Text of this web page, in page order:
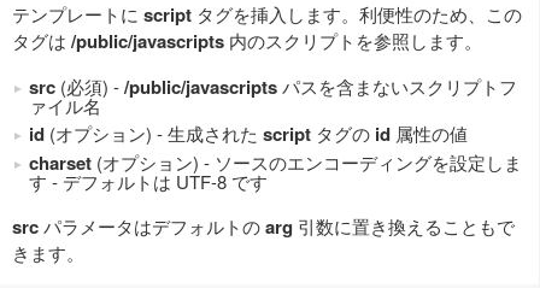
テンプレートに script タグを挿入します。利便性のため、この
タグは /public/javascripts 内のスクリプトを参照します。
src (必須) -/public/javascriptsパスを含まないスクリプトフ
ァイル名
id (オプション) - 生成された script タグの id 属性の値
charset (オプション) - ソースのエンコーディングを設定しま
す - デフォルトは UTF-8 です
srcパラメータはデフォルトのarg 引数に置き換えることもで
きます。